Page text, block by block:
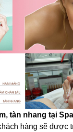
tàn nhang tại
hàng sẽ được